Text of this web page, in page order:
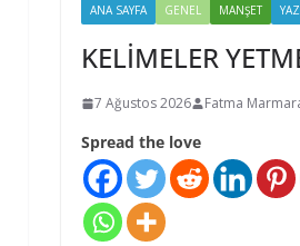
ANA SAYFA GENEL MANŞET
KELİMELER
7 Ağustos 2026 Fatma
Spread the love